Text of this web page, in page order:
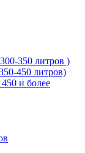
350 литров )
450 литров)
и более